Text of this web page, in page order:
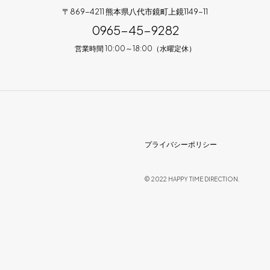
〒869-4211 熊本県八代市鏡町上鏡1149-11
0965-45-9282
営業時間 10:00～18:00（水曜定休）
プライバシーポリシー
© 2022 HAPPY TIME DIRECTION.